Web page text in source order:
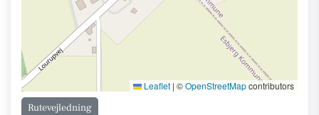
Leaflet | ©OpenStreetMapcontributors
Rutevejledning